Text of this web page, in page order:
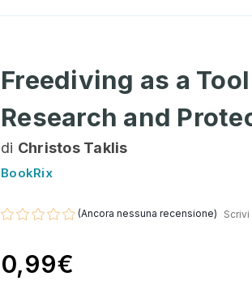
Freediving as a
Research and
di Christos Taklis
BookRix
(Ancora nessuna recensione)
0,99€